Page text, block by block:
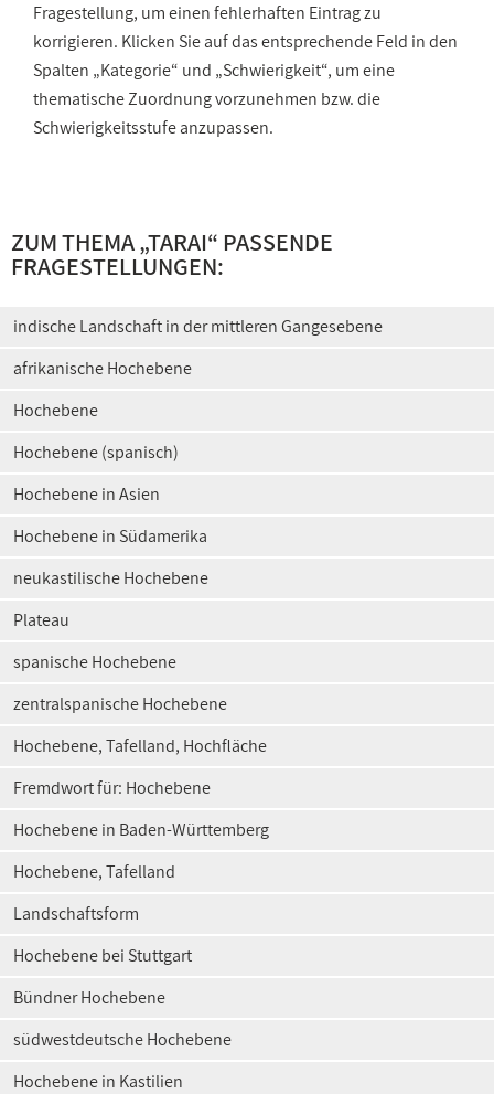
Fragestellung, um einen fehlerhaften Eintrag zu
korrigieren. Klicken Sie auf das entsprechende Feld in den
Spalten „Kategorie“ und „Schwierigkeit“, um eine
thematische Zuordnung vorzunehmen bzw. die
Schwierigkeitsstufe anzupassen.
ZUM THEMA „TARAI“ PASSENDE
FRAGESTELLUNGEN:
indische Landschaft in der mittleren Gangesebene
afrikanische Hochebene
Hochebene
Hochebene (spanisch)
Hochebene in Asien
Hochebene in Südamerika
neukastilische Hochebene
Plateau
spanische Hochebene
zentralspanische Hochebene
Hochebene, Tafelland, Hochfläche
Fremdwort für: Hochebene
Hochebene in Baden-Württemberg
Hochebene, Tafelland
Landschaftsform
Hochebene bei Stuttgart
Bündner Hochebene
südwestdeutsche Hochebene
Hochebene in Kastilien